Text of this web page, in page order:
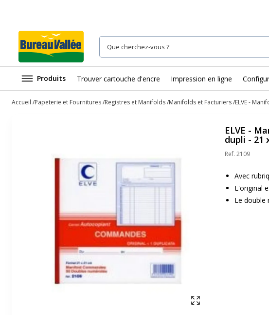
Produits Trouver cartouche d'encre Impression en ligne
Accueil Papeterie et Fournitures Registres et Manifolds Manifolds et Facturiers ELVE -
Afficher en plein
ELVE -
dupli - 21
Ref. 2109
Avec
L'original
Le double